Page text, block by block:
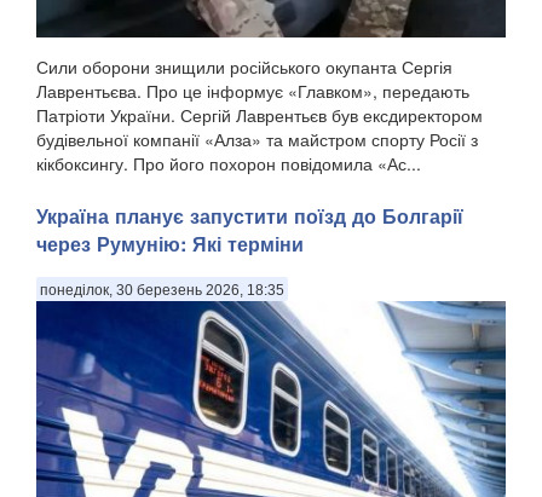
Сили оборони знищили російського окупанта Сергія
Лаврентьєва. Про це інформує «Главком», передають
Патріоти України. Сергій Лаврентьєв був ексдиректором
будівельної компанії «Алза» та майстром спорту Росії з
кікбоксингу. Про його похорон повідомила «Ас...
Україна планує запустити поїзд до Болгарії
через Румунію: Які терміни
понеділок, 30 березень 2026, 18:35